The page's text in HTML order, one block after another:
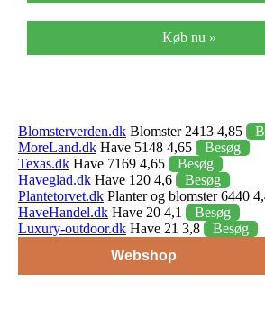
Køb nu »
Blomsterverden.dk Blomster 2413 4,85
MoreLand.dk Have 5148 4,65
Besøg
Texas.dk Have 7169 4,65
Besøg
Haveglad.dk Have 120 4,6
Besøg
Plantetorvet.dk Planter og blomster 6440
HaveHandel.dk Have 20 4,1
Besøg
Luxury-outdoor.dk Have 21 3,8
Besøg
Webshop